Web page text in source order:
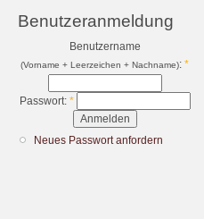
Benutzeranmeldung
Benutzername
(Vorname + Leerzeichen + Nachname): *
Passwort: *
Neues Passwort anfordern